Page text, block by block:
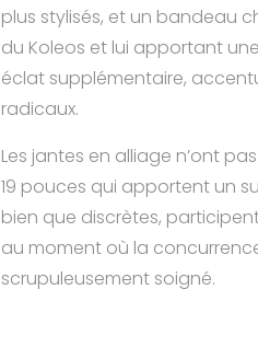
plus stylisés, et un bandeau
du Koleos et lui apportant
éclat supplémentaire,
radicaux.
Les jantes en alliage n’ont
19 pouces qui apportent un
bien que discrètes,
au moment où la
scrupuleusement soigné.